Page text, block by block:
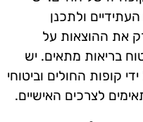
ולתכנן
את ההוצאות על
בריאות מתאים. יש
קופות החולים וביטוחי
לצרכים האישיים.